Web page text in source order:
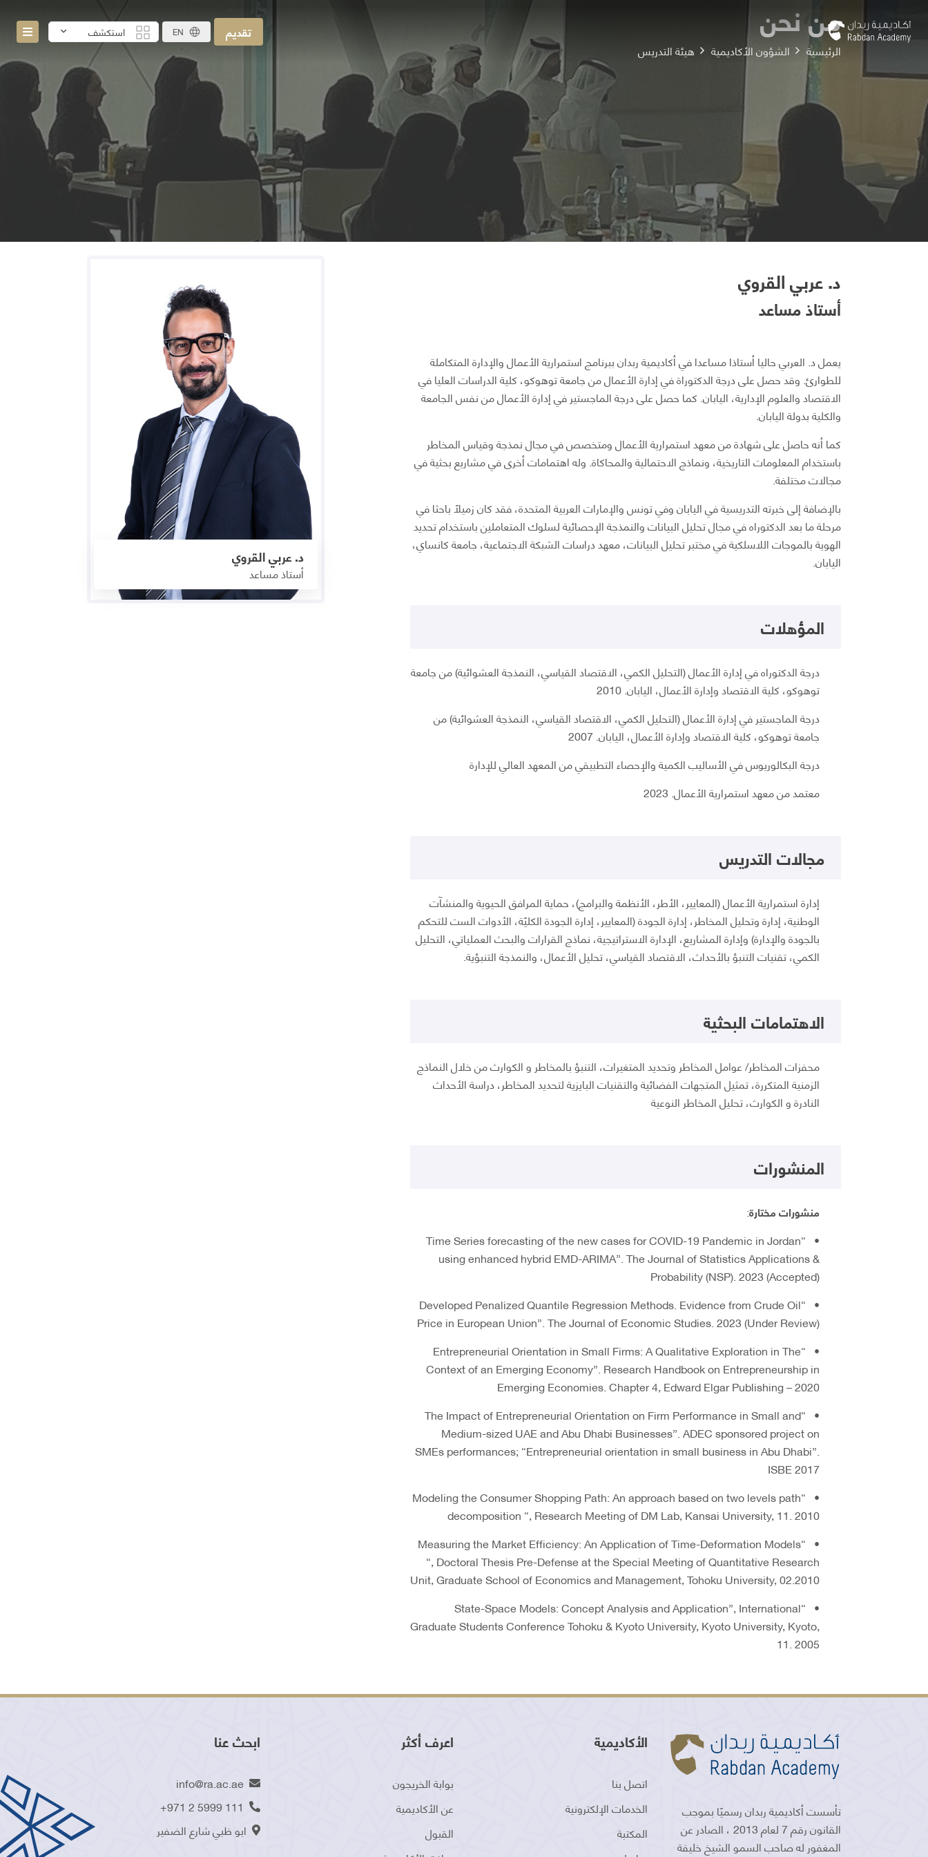
استكشف تقديم EN من نحن
الرئيسية الشؤون الأكاديمية هيئة التدريس
د. عربي القروي
أستاذ مساعد
يعمل د. العربي حاليا أستاذا مساعدا في أكاديمية ربدان ببرنامج استمرارية الأعمال والإدارة المتكاملة
للطوارئ. وقد حصل على درجة الدكتوراة في إدارة الأعمال من جامعة توهوكو، كلية الدراسات العليا في
الاقتصاد والعلوم الإدارية، اليابان. كما حصل على درجة الماجستير في إدارة الأعمال من نفس الجامعة
والكلية بدولة اليابان.
كما أنه حاصل على شهادة من معهد استمرارية الأعمال ومتخصص في مجال نمذجة وقياس المخاطر
باستخدام المعلومات التاريخية، ونماذج الاحتمالية والمحاكاة. وله اهتمامات أخرى في مشاريع بحثية في
مجالات مختلفة.
بالإضافة إلى خبرته التدريسية في اليابان وفي تونس والإمارات العربية المتحدة، فقد كان زميلاً باحثا في
مرحلة ما بعد الدكتوراه في مجال تحليل البيانات والنمذجة الإحصائية لسلوك المتعاملين باستخدام تحديد
الهوية بالموجات اللاسلكية في مختبر تحليل البيانات، معهد دراسات الشبكة الاجتماعية، جامعة كانساي،
اليابان.
المؤهلات
درجة الدكتوراه في إدارة الأعمال (التحليل الكمي، الاقتصاد القياسي، النمذجة العشوائية) من جامعة
توهوكو، كلية الاقتصاد وإدارة الأعمال، اليابان. 2010
درجة الماجستير في إدارة الأعمال (التحليل الكمي، الاقتصاد القياسي، النمذجة العشوائية) من
جامعة توهوكو، كلية الاقتصاد وإدارة الأعمال، اليابان. 2007
درجة البكالوريوس في الأساليب الكمية والإحصاء التطبيقي من المعهد العالي للإدارة
معتمد من معهد استمرارية الأعمال. 2023
مجالات التدريس
إدارة استمرارية الأعمال (المعايير، الأطر، الأنظمة والبرامج)، حماية المرافق الحيوية والمنشآت
الوطنية، إدارة وتحليل المخاطر، إدارة الجودة (المعايير، إدارة الجودة الكليًة، الأدوات الست للتحكم
بالجودة والإدارة) وإدارة المشاريع، الإدارة الاستراتيجية، نماذج القرارات والبحث العملياتي، التحليل
الكمي، تقنيات التنبؤ بالأحداث، الاقتصاد القياسي، تحليل الأعمال، والنمذجة التنبؤية.
الاهتمامات البحثية
محفزات المخاطر/ عوامل المخاطر وتحديد المتغيرات، التنبؤ بالمخاطر و الكوارث من خلال النماذج
الزمنية المتكررة، تمثيل المتجهات الفضائية والتقنيات البايزية لتحديد المخاطر، دراسة الأحداث
النادرة و الكوارث، تحليل المخاطر النوعية
المنشورات
منشورات مختارة:
• “Time Series forecasting of the new cases for COVID-19 Pandemic in Jordan
using enhanced hybrid EMD-ARIMA”. The Journal of Statistics Applications &
Probability (NSP). 2023 (Accepted)
• “Developed Penalized Quantile Regression Methods. Evidence from Crude Oil
Price in European Union”. The Journal of Economic Studies. 2023 (Under Review)
• “Entrepreneurial Orientation in Small Firms: A Qualitative Exploration in The
Context of an Emerging Economy”. Research Handbook on Entrepreneurship in
Emerging Economies. Chapter 4, Edward Elgar Publishing – 2020
• “The Impact of Entrepreneurial Orientation on Firm Performance in Small and
Medium-sized UAE and Abu Dhabi Businesses”. ADEC sponsored project on
SMEs performances; “Entrepreneurial orientation in small business in Abu Dhabi”.
ISBE 2017
• “Modeling the Consumer Shopping Path: An approach based on two levels path
decomposition “, Research Meeting of DM Lab, Kansai University, 11. 2010
• “Measuring the Market Efficiency: An Application of Time-Deformation Models
“, Doctoral Thesis Pre-Defense at the Special Meeting of Quantitative Research
Unit, Graduate School of Economics and Management, Tohoku University, 02.2010
• “State-Space Models: Concept Analysis and Application”, International
Graduate Students Conference Tohoku & Kyoto University, Kyoto University, Kyoto,
11. 2005
د. عربي القروي
أستاذ مساعد
تأسست أكاديمية ربدان رسميًا بموجب
القانون رقم 7 لعام 2013 ، الصادر عن
المغفور له صاحب السمو الشيخ خليفة
الأكاديمية
اتصل بنا
الخدمات الإلكترونية
المكتبة
اعرف أكثر
بوابة الخريجون
عن الأكاديمية
القبول
ابحث عنا
info@ra.ac.ae
+971 2 5999 111
ابو ظبي شارع الضفير